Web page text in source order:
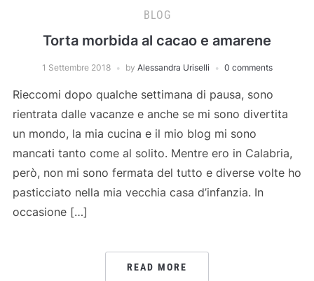
BLOG
Torta morbida al cacao e amarene
1 Settembre 2018 by Alessandra Uriselli 0 comments
Rieccomi dopo qualche settimana di pausa, sono
rientrata dalle vacanze e anche se mi sono divertita
un mondo, la mia cucina e il mio blog mi sono
mancati tanto come al solito. Mentre ero in Calabria,
però, non mi sono fermata del tutto e diverse volte ho
pasticciato nella mia vecchia casa d’infanzia. In
occasione […]
READ MORE